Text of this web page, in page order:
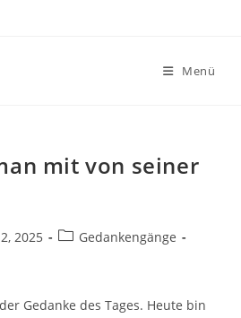
Menü
mit von seiner
2025
Gedankengänge
Gedanke des Tages. Heute bin